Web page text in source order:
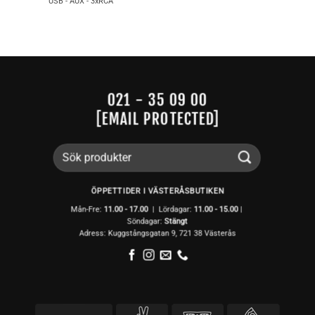
021 - 35 09 00
[EMAIL PROTECTED]
Sök
efter:
ÖPPETTIDER I VÄSTERÅSBUTIKEN
Mån-Fre: 11.00 - 17.00| Lördagar: 11.00 - 15.00 |
Söndagar:Stängt
Adress: Kuggstångsgatan 9, 721 38 Västerås